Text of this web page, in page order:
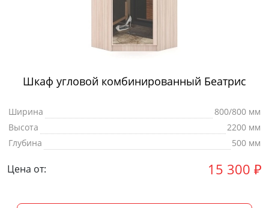
Шкаф угловой комбинированный Беатрис
Ширина
800/800 мм
Высота
2200 мм
Глубина
500 мм
Цена от: 15 300 ₽